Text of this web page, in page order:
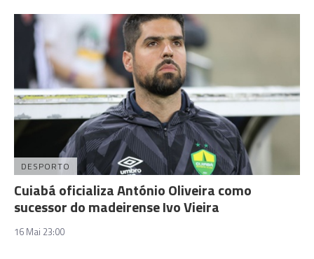
DESPORTO
Cuiabá oficializa António Oliveira como
sucessor do madeirense Ivo Vieira
16 Mai 23:00